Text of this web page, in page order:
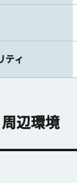
ティ
辺環境